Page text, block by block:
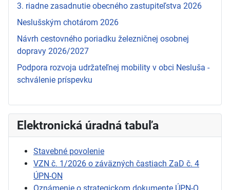
3. riadne zasadnutie obecného zastupiteľstva 2026
Neslušským chotárom 2026
Návrh cestovného poriadku železničnej osobnej
dopravy 2026/2027
Podpora rozvoja udržateľnej mobility v obci Nesluša -
schválenie príspevku
Elektronická úradná tabuľa
Stavebné povolenie
VZN č. 1/2026 o záväzných častiach ZaD č. 4
ÚPN-ON
Oznámenie o strategickom dokumente ÚPN-O